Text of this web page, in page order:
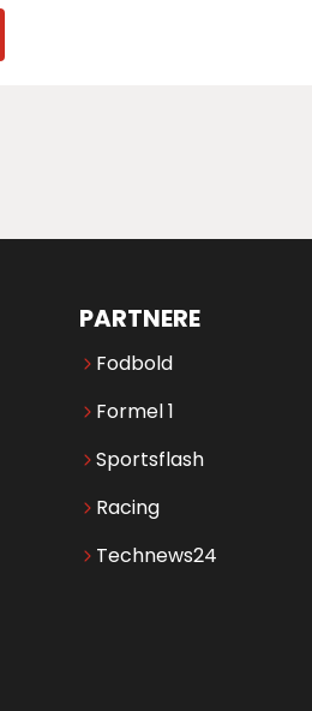
PARTNERE
Fodbold
Formel 1
Sportsflash
Racing
Technews24